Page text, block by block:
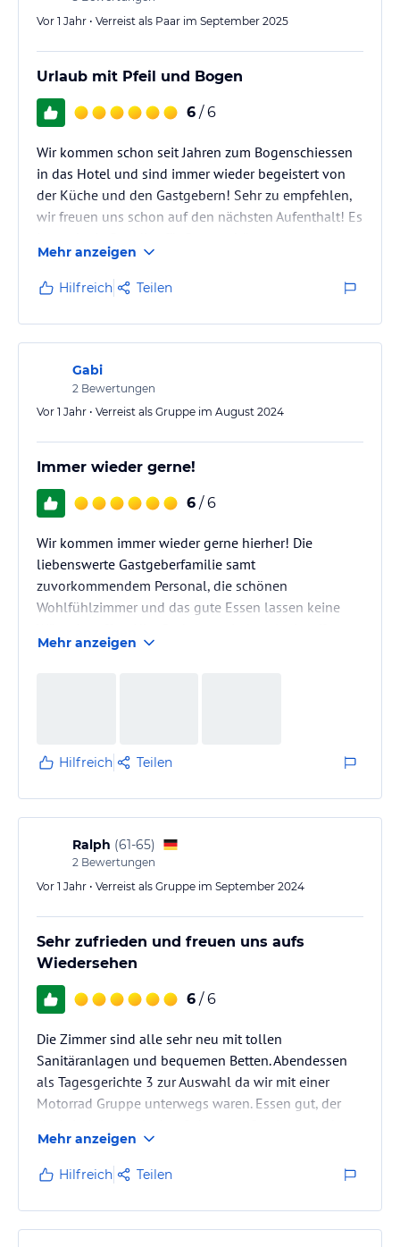
Vor 1 Jahr • Verreist als Paar im September 2025
Urlaub mit Pfeil und Bogen
6 / 6
Wir kommen schon seit Jahren zum Bogenschiessen
in das Hotel und sind immer wieder begeistert von
der Küche und den Gastgebern! Sehr zu empfehlen,
wir freuen uns schon auf den nächsten Aufenthalt! Es
Hausparcours und noch viele andere in der
Umgebung!
Mehr anzeigen
Hilfreich Teilen
Gabi
2 Bewertungen
Vor 1 Jahr • Verreist als Gruppe im August 2024
Immer wieder gerne!
6 / 6
Wir kommen immer wieder gerne hierher! Die
liebenswerte Gastgeberfamilie samt
zuvorkommendem Personal, die schönen
Wohlfühlzimmer und das gute Essen lassen keine
Ohr für die Gäste! Die tolle Gegend inkl.
Mehr anzeigen
Hilfreich Teilen
Ralph (61-65)
2 Bewertungen
Vor 1 Jahr • Verreist als Gruppe im September 2024
Sehr zufrieden und freuen uns aufs
Wiedersehen
6 / 6
Die Zimmer sind alle sehr neu mit tollen
Sanitäranlagen und bequemen Betten. Abendessen
als Tagesgerichte 3 zur Auswahl da wir mit einer
Motorrad Gruppe unterwegs waren. Essen gut, der
eine sehr aufmerksame Bedienung am Abend. Taxi
Service super und der Tip mit dem privaten Motorrad
Museum war super. Waren 3 Std da und hätten auch
gut 5 Std dort verbringen können. Wir werden auf
jedenfall wiederkommen
Mehr anzeigen
Hilfreich Teilen